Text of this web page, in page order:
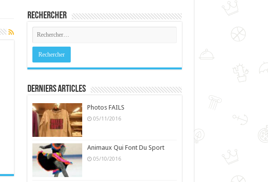
Rechercher
Derniers Articles
Photos FAILS
05/11/2016
Animaux Qui Font Du Sport
05/10/2016